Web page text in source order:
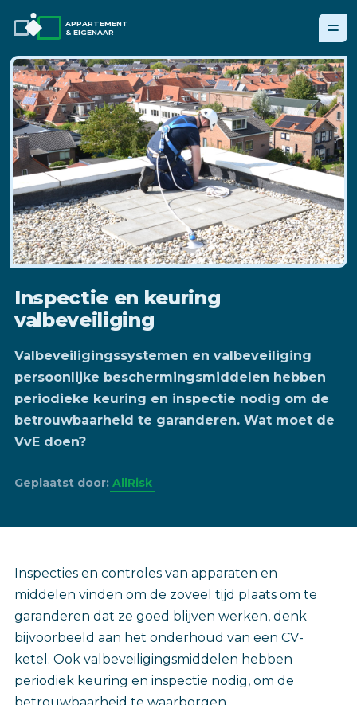
APPARTEMENT
& EIGENAAR
Inspectie en keuring
valbeveiliging
Valbeveiligingssystemen en valbeveiliging
persoonlijke beschermingsmiddelen hebben
periodieke keuring en inspectie nodig om de
betrouwbaarheid te garanderen. Wat moet de
VvE doen?
Geplaatst door: AllRisk
Inspecties en controles van apparaten en
middelen vinden om de zoveel tijd plaats om te
garanderen dat ze goed blijven werken, denk
bijvoorbeeld aan het onderhoud van een CV-
ketel. Ook valbeveiligingsmiddelen hebben
periodiek keuring en inspectie nodig, om de